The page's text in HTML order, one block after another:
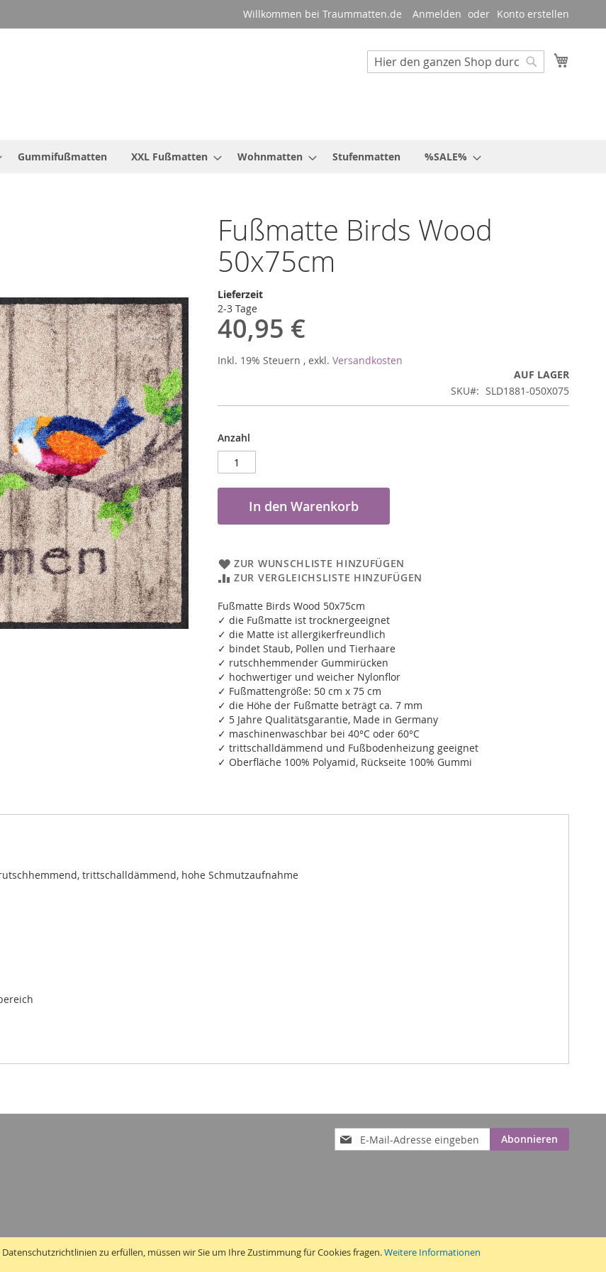
zu erfüllen, müssen wir Sie um Ihre Zustimmung für Cookies fragen.Weitere Informationen
Willkommen bei Traummatten.de Anmelden Konto erstellen
Suche
Gummifußmatten XXL Fußmatten Wohnmatten Stufenmatten %SALE%
Fußmatte Birds Wood
50x75cm
Lieferzeit
2-3 Tage
40,95 €
Inkl. 19% Steuern , exkl. Versandkosten
AUF LAGER
SKU
SLD1881-050X075
Anzahl
In den Warenkorb
ZUR WUNSCHLISTE HINZUFÜGEN
ZUR VERGLEICHSLISTE HINZUFÜGEN
Fußmatte Birds Wood 50x75cm
✓ die Fußmatte ist trocknergeeignet
✓ die Matte ist allergikerfreundlich
✓ bindet Staub, Pollen und Tierhaare
✓ rutschhemmender Gummirücken
✓ hochwertiger und weicher Nylonflor
✓ Fußmattengröße: 50 cm x 75 cm
✓ die Höhe der Fußmatte beträgt ca. 7 mm
✓ 5 Jahre Qualitätsgarantie, Made in Germany
✓ maschinenwaschbar bei 40°C oder 60°C
✓ trittschalldämmend und Fußbodenheizung geeignet
✓ Oberfläche 100% Polyamid, Rückseite 100% Gummi
trittschalldämmend, hohe Schmutzaufnahme
Anmeldung
zum
Abonnieren